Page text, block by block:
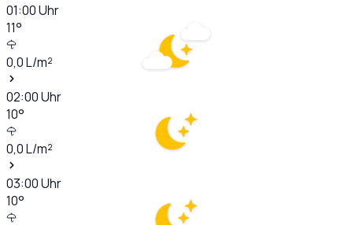
01:00Uhr
11°
0,0L/m²
02:00Uhr
10°
0,0L/m²
03:00Uhr
10°